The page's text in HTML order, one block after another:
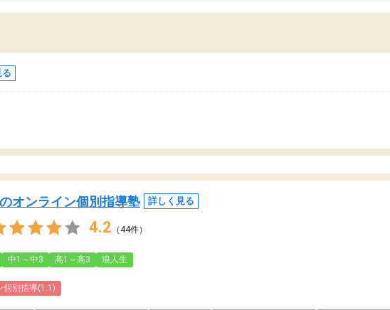
単語帳の共有があ
形でした。
めになると言う事で
まりに短期での変
して退会しました。
講師の方は良かっ
ます。講師も合わなければチェンジできます
なく、上手い活
オンライン個別指導塾 詳しく見る
4.2 （44件）
中1～中3 高1～高3 浪人生
個別指導(1:1)